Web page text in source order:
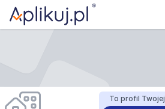
To profil